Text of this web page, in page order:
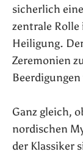
sicherlich
zentrale
Heiligung.
Zeremonien
Ganz gleich,
nordischen
der Klassiker